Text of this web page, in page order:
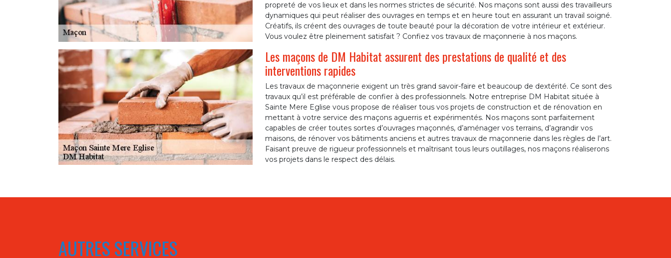
propreté de vos lieux et dans les normes strictes de sécurité. Nos maçons sont aussi des travailleurs
dynamiques qui peut réaliser des ouvrages en temps et en heure tout en assurant un travail soigné.
Créatifs, ils créent des ouvrages de toute beauté pour la décoration de votre intérieur et extérieur.
Vous voulez être pleinement satisfait ? Confiez vos travaux de maçonnerie à nos maçons.
Les maçons de DM Habitat assurent des prestations de qualité et des
interventions rapides
Les travaux de maçonnerie exigent un très grand savoir-faire et beaucoup de dextérité. Ce sont des
travaux qu’il est préférable de confier à des professionnels. Notre entreprise DM Habitat située à
Sainte Mere Eglise vous propose de réaliser tous vos projets de construction et de rénovation en
mettant à votre service des maçons aguerris et expérimentés. Nos maçons sont parfaitement
capables de créer toutes sortes d’ouvrages maçonnés, d’aménager vos terrains, d’agrandir vos
maisons, de rénover vos bâtiments anciens et autres travaux de maçonnerie dans les règles de l’art.
Faisant preuve de rigueur professionnels et maîtrisant tous leurs outillages, nos maçons réaliserons
vos projets dans le respect des délais.
AUTRES SERVICES